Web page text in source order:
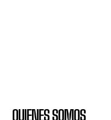
QUIENES SOMOS